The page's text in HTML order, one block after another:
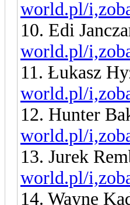
world.pl/
10. Edi
world.pl/
11. Łukasz
world.pl/
12. Hunter
world.pl/
13. Jurek
world.pl/
14. Wayne